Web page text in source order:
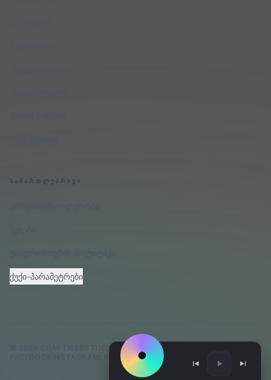
ᲡᲐᲛᲐᲠᲗᲚᲔᲑᲠᲘᲕᲘ
ქუქი-პარამეტრები
CRAFTWEBSTUDIO
ᲧᲕᲔᲚᲐ ᲣᲤᲚᲔᲑᲐ ᲓᲐᲪᲣᲚᲘᲐ.
LINKEDINGITHUB